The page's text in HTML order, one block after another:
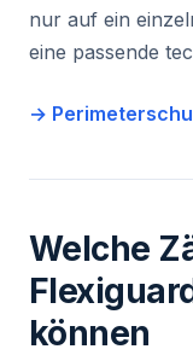
nur auf ein
eine passende
→
Welche
können